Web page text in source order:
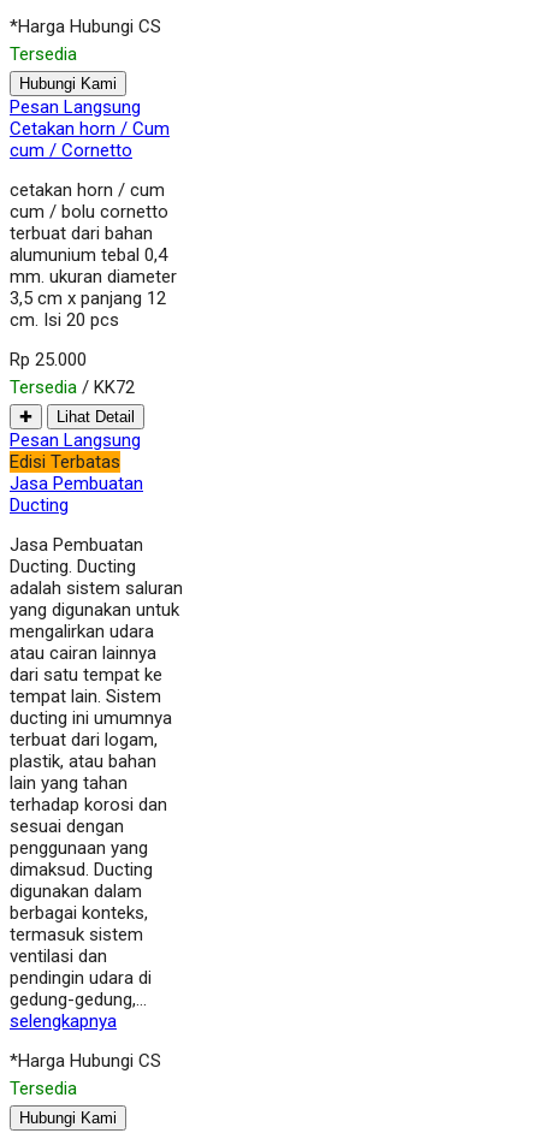
*Harga Hubungi CS
Tersedia
Hubungi Kami
Pesan Langsung
Cetakan horn / Cum
cum / Cornetto
cetakan horn / cum
cum / bolu cornetto
terbuat dari bahan
alumunium tebal 0,4
mm. ukuran diameter
3,5 cm x panjang 12
cm. Isi 20 pcs
Rp 25.000
Tersedia / KK72
✚ Lihat Detail
Pesan Langsung
Edisi Terbatas
Jasa Pembuatan
Ducting
Jasa Pembuatan
Ducting. Ducting
adalah sistem saluran
yang digunakan untuk
mengalirkan udara
atau cairan lainnya
dari satu tempat ke
tempat lain. Sistem
ducting ini umumnya
terbuat dari logam,
plastik, atau bahan
lain yang tahan
terhadap korosi dan
sesuai dengan
penggunaan yang
dimaksud. Ducting
digunakan dalam
berbagai konteks,
termasuk sistem
ventilasi dan
pendingin udara di
gedung-gedung,…
selengkapnya
*Harga Hubungi CS
Tersedia
Hubungi Kami